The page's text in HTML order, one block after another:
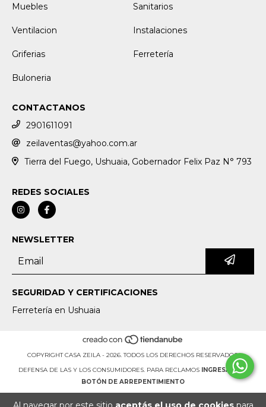
Muebles Sanitarios
Ventilacion Instalaciones
Griferias Ferretería
Buloneria
CONTACTANOS
2901611091
zeilaventas@yahoo.com.ar
Tierra del Fuego, Ushuaia, Gobernador Felix Paz N° 793
REDES SOCIALES
NEWSLETTER
SEGURIDAD Y CERTIFICACIONES
Ferretería en Ushuaia
COPYRIGHT CASA ZEILA - 2026. TODOS LOS DERECHOS RESERVADOS.
DEFENSA DE LAS Y LOS CONSUMIDORES. PARA RECLAMOS
INGRESÁ ACÁ.
BOTÓN DE ARREPENTIMIENTO